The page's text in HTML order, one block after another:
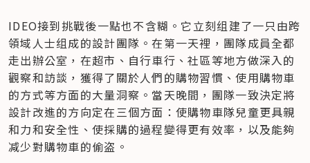
IDEO接到挑戰後一點也不含糊。它立刻组建了一只由跨
領域人士组成的設計團隊。在第一天裡，團隊成員全都
走出辦公室，在超市、自行車行、社區等地方做深入的
觀察和訪談，獲得了關於人們的購物習慣、使用購物車
的方式等方面的大量洞察。當天晚間，團隊一致決定將
設計改進的方向定在三個方面：使購物車隊兒童更具親
和力和安全性、使採購的過程變得更有效率，以及能夠
减少對購物車的偷盗。